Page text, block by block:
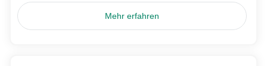
Mehr erfahren